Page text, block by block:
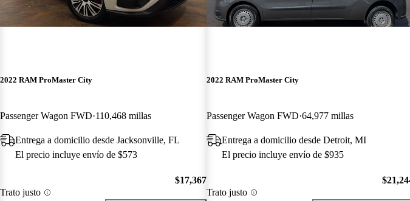
2022 RAM ProMaster City
Passenger Wagon FWD 110,468 millas
Entrega a domicilio desde Jacksonville, FL
El precio incluye envío de $573
Trato justo
$17,367
2022 RAM ProMaster City
Passenger Wagon FWD 64,977 millas
Entrega a domicilio desde Detroit, MI
El precio incluye envío de $935
Trato justo